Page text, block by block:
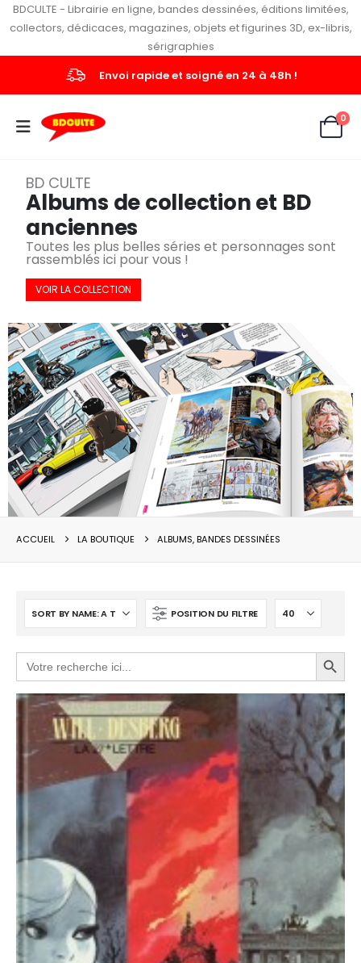
BDCULTE - Librairie en ligne, bandes dessinées, éditions limitées,
collectors, dédicaces, magazines, objets et figurines 3D, ex-libris,
sérigraphies
Plus de 2'000 albums, lots et objets en stock
0
BD CULTE
Albums de collection et BD
anciennes
Toutes les plus belles séries et personnages sont
rassemblés ici pour vous !
VOIR LA COLLECTION
ACCUEIL LA BOUTIQUE ALBUMS, BANDES DESSINÉES
POSITION DU FILTRE
Search
for:
Search Button